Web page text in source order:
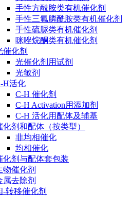
手性方酰胺类有机催化剂
手性三氟膦酰胺类有机催化剂
手性硫脲类有机催化剂
咪唑烷酮类有机催化剂
催化剂
光催化剂用试剂
光敏剂
H活化
C-H 催化剂
C-H Activation用添加剂
C-H 活化用配体及辅基
化剂和配体（按类型）
非均相催化
均相催化
化剂与配体套包装
物催化剂
属去除剂
-转移催化剂